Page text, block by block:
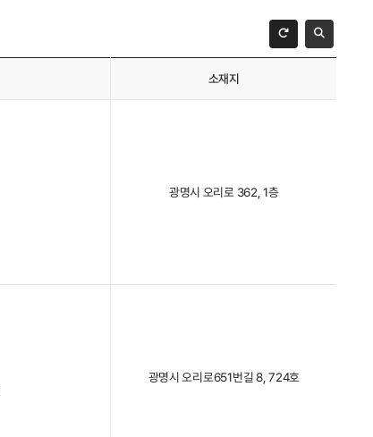
소재지
광명시 오리로 362, 1층
광명시 오리로651번길 8, 724호